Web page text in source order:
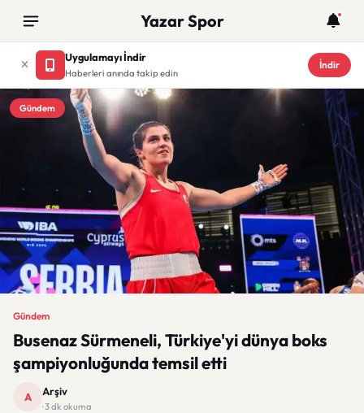
Yazar Spor
Uygulamayı İndir
Haberleri anında takip edin
İndir
Gündem
Gündem
Busenaz Sürmeneli, Türkiye'yi dünya boks
şampiyonluğunda temsil etti
A Arşiv
· 3 dk okuma